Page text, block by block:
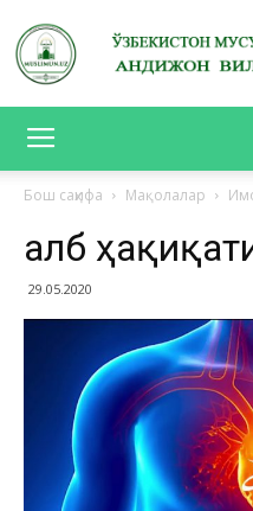
Бош саҳифа Мақолалар
Қалб
29.05.2020